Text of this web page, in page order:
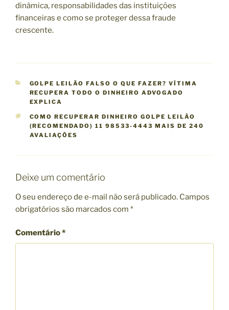
dinâmica, responsabilidades das instituições
financeiras e como se proteger dessa fraude
crescente.
C
A
T
G
O
R
A
GOLPE LEILÃO FALSO O QUE FAZER? VÍTIMA
RECUPERA TODO O DINHEIRO ADVOGADO
EXPLICA
T
A
G
COMO RECUPERAR DINHEIRO GOLPE LEILÃO
(RECOMENDADO) 11 98533-4443 MAIS DE 240
AVALIAÇÕES
Deixe um comentário
O seu endereço de e-mail não será publicado. Campos
obrigatórios são marcados com *
Comentário*